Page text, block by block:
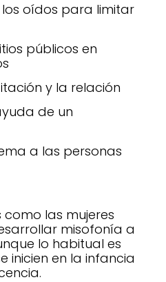
oídos para limitar
públicos en
y la relación
de un
a las personas
las mujeres
misofonía a
lo habitual es
inicien en la infancia